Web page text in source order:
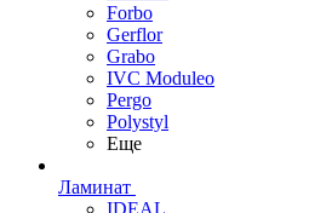
Forbo
Gerflor
Grabo
IVC Moduleo
Pergo
Polystyl
Еще
Ламинат
IDEAL